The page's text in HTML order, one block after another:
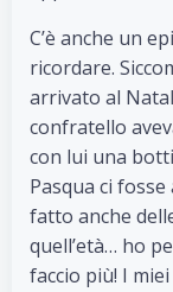
C’è anche un
ricordare.
arrivato al
confratello
con lui una
Pasqua ci
fatto anche
quell’età… ho
faccio più! I